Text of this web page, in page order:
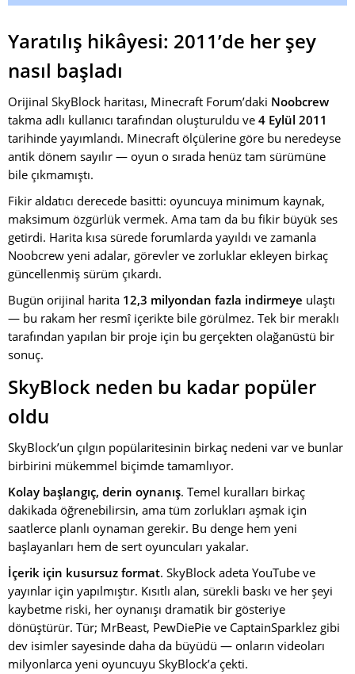
Yaratılış hikâyesi: 2011’de her şey
nasıl başladı
Orijinal SkyBlock haritası, Minecraft Forum’daki Noobcrew
takma adlı kullanıcı tarafından oluşturuldu ve 4 Eylül 2011
tarihinde yayımlandı. Minecraft ölçülerine göre bu neredeyse
antik dönem sayılır — oyun o sırada henüz tam sürümüne
bile çıkmamıştı.
Fikir aldatıcı derecede basitti: oyuncuya minimum kaynak,
maksimum özgürlük vermek. Ama tam da bu fikir büyük ses
getirdi. Harita kısa sürede forumlarda yayıldı ve zamanla
Noobcrew yeni adalar, görevler ve zorluklar ekleyen birkaç
güncellenmiş sürüm çıkardı.
Bugün orijinal harita 12,3 milyondan fazla indirmeye ulaştı
— bu rakam her resmî içerikte bile görülmez. Tek bir meraklı
tarafından yapılan bir proje için bu gerçekten olağanüstü bir
sonuç.
SkyBlock neden bu kadar popüler
oldu
SkyBlock’un çılgın popülaritesinin birkaç nedeni var ve bunlar
birbirini mükemmel biçimde tamamlıyor.
Kolay başlangıç, derin oynanış. Temel kuralları birkaç
dakikada öğrenebilirsin, ama tüm zorlukları aşmak için
saatlerce planlı oynaman gerekir. Bu denge hem yeni
başlayanları hem de sert oyuncuları yakalar.
İçerik için kusursuz format. SkyBlock adeta YouTube ve
yayınlar için yapılmıştır. Kısıtlı alan, sürekli baskı ve her şeyi
kaybetme riski, her oynanışı dramatik bir gösteriye
dönüştürür. Tür; MrBeast, PewDiePie ve CaptainSparklez gibi
dev isimler sayesinde daha da büyüdü — onların videoları
milyonlarca yeni oyuncuyu SkyBlock’a çekti.